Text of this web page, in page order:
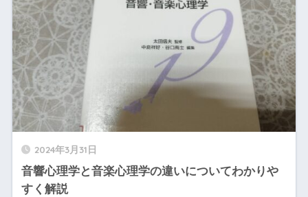
2024年3月31日
音響心理学と音楽心理学の違いについてわかりや
すく解説